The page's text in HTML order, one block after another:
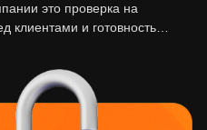
это проверка на
клиентами и готовность